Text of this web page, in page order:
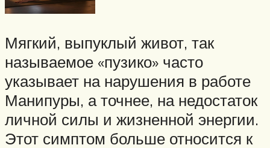
Мягкий, выпуклый живот, так
называемое «пузико» часто
указывает на нарушения в работе
Манипуры, а точнее, на недостаток
личной силы и жизненной энергии.
Этот симптом больше относится к